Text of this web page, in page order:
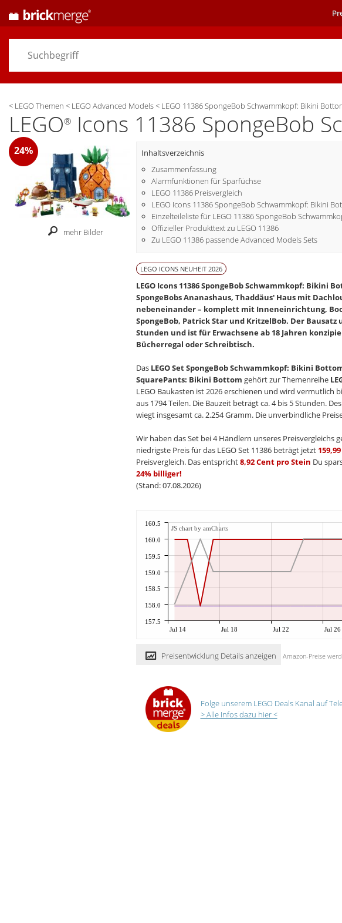
< LEGO Themen < LEGO Advanced Models< LEGO 11386 SpongeBob Schwammkopf: Bikini
LEGO® Icons 11386 SpongeBob
24%
mehr Bilder
Inhaltsverzeichnis
Zusammenfassung
Alarmfunktionen für Sparfüchse
LEGO 11386 Preisvergleich
LEGO Icons 11386 SpongeBob Schwammkopf: Bikini
Einzelteileliste für LEGO 11386 SpongeBob
Offizieller Produkttext zu LEGO 11386
Zu LEGO 11386 passende Advanced Models Sets
LEGO ICONS NEUHEIT 2026
LEGO Icons 11386 SpongeBob Schwammkopf: Bikini
SpongeBobs Ananashaus, Thaddäus' Haus mit
nebeneinander – komplett mit Inneneinrichtung,
SpongeBob, Patrick Star und KritzelBob. Der
Stunden und ist für Erwachsene ab 18 Jahren
Bücherregal oder Schreibtisch.
Das LEGO Set SpongeBob Schwammkopf: Bikini
SquarePants: Bikini Bottom gehört zur Themenreihe
LEGO Baukasten ist 2026 erschienen und wird vermutlich
aus 1794 Teilen. Die Bauzeit beträgt ca. 4 bis 5 Stunden.
wiegt insgesamt ca. 2.254 Gramm. Die unverbindliche
Wir haben das Set bei 4 Händlern unseres Preisvergleichs
niedrigste Preis für das LEGO Set 11386 beträgt jetzt
Preisvergleich. Das entspricht8,92 Cent pro Stein Du
24% billiger!
(Stand: 07.08.2026)
Jul 14 Jul 18 Jul 22 Jul 26
157.5
158.0
158.5
159.0
159.5
160.0
160.5
JS chart by amCharts
Preisentwicklung Details anzeigen Amazon-Preise
Folge unserem LEGO Deals Kanal auf
> Alle Infos dazu hier <